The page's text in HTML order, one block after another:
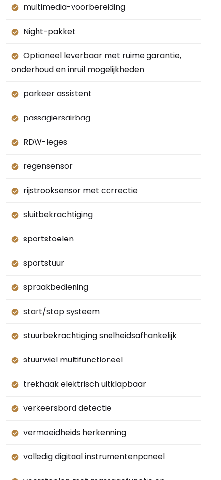
multimedia-voorbereiding
Night-pakket
Optioneel leverbaar met ruime garantie,
onderhoud en inruil mogelijkheden
parkeer assistent
passagiersairbag
RDW-leges
regensensor
rijstrooksensor met correctie
sluitbekrachtiging
sportstoelen
sportstuur
spraakbediening
start/stop systeem
stuurbekrachtiging snelheidsafhankelijk
stuurwiel multifunctioneel
trekhaak elektrisch uitklapbaar
verkeersbord detectie
vermoeidheids herkenning
volledig digitaal instrumentenpaneel